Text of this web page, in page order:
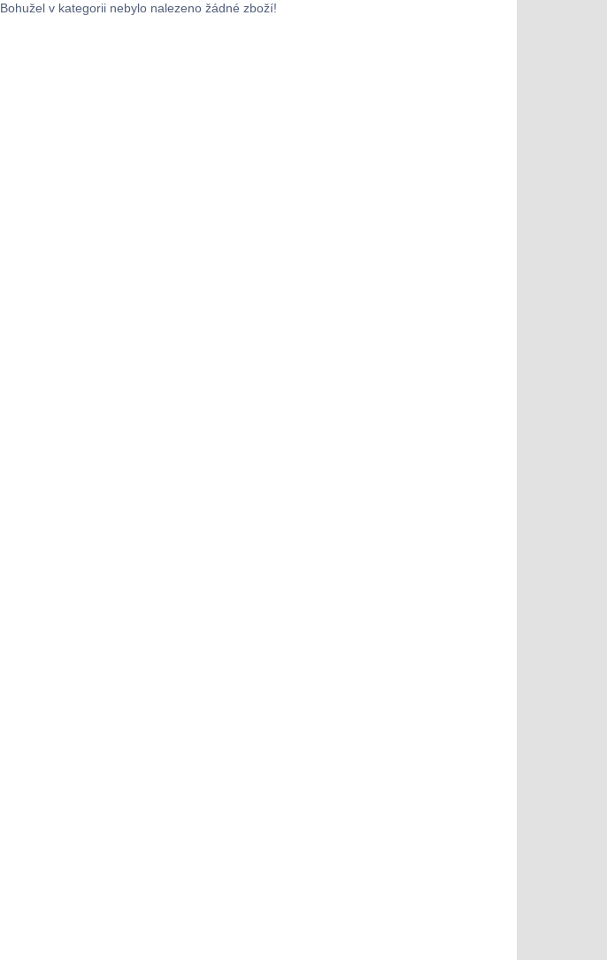
Bohužel v kategorii nebylo nalezeno žádné zboží!